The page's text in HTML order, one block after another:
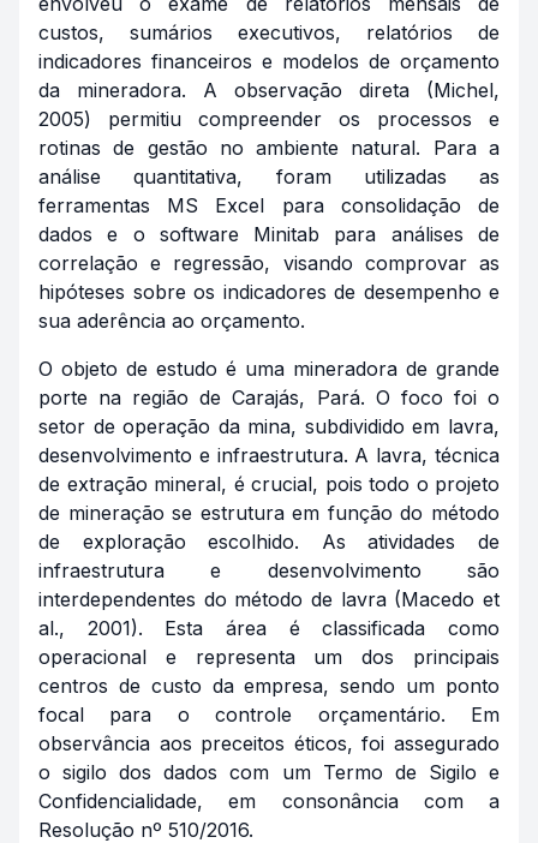
custos, sumários executivos, relatórios de
indicadores financeiros e modelos de orçamento
da mineradora. A observação direta (Michel,
2005) permitiu compreender os processos e
rotinas de gestão no ambiente natural. Para a
análise quantitativa, foram utilizadas as
ferramentas MS Excel para consolidação de
dados e o software Minitab para análises de
correlação e regressão, visando comprovar as
hipóteses sobre os indicadores de desempenho e
sua aderência ao orçamento.
O objeto de estudo é uma mineradora de grande
porte na região de Carajás, Pará. O foco foi o
setor de operação da mina, subdividido em lavra,
desenvolvimento e infraestrutura. A lavra, técnica
de extração mineral, é crucial, pois todo o projeto
de mineração se estrutura em função do método
de exploração escolhido. As atividades de
infraestrutura e desenvolvimento são
interdependentes do método de lavra (Macedo et
al., 2001). Esta área é classificada como
operacional e representa um dos principais
centros de custo da empresa, sendo um ponto
focal para o controle orçamentário. Em
observância aos preceitos éticos, foi assegurado
o sigilo dos dados com um Termo de Sigilo e
Confidencialidade, em consonância com a
Resolução nº 510/2016.